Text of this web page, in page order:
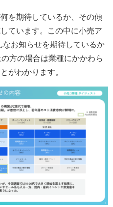
を期待しているか、その傾
ています。この中に小売ア
お知らせを期待しているか
方の場合は業種にかかわら
がわかります。